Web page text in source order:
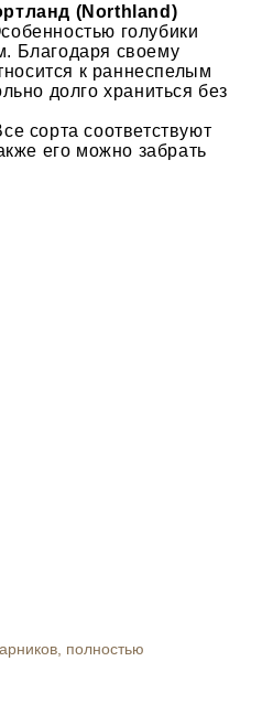
(Northland)
голубики
Благодаря своему
к раннеспелым
долго храниться без
сорта соответствуют
его можно забрать
полностью